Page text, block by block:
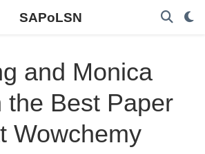
SAPoLSN
and Monica
the Best Paper
Wowchemy